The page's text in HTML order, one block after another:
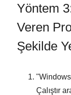
Yöntem
Veren
Şekilde
"Windows
Çalıştır